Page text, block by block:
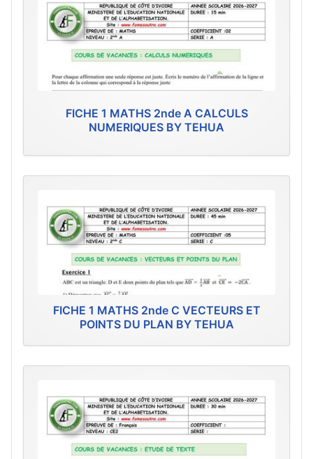
FICHE 1 MATHS 2nde A CALCULS
NUMERIQUES BY TEHUA
FICHE 1 MATHS 2nde C VECTEURS ET
POINTS DU PLAN BY TEHUA